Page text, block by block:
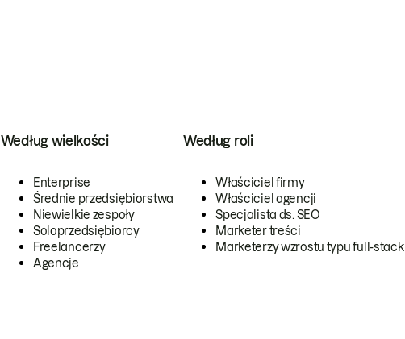
Według wielkości
Enterprise
Średnie przedsiębiorstwa
Niewielkie zespoły
Soloprzedsiębiorcy
Freelancerzy
Agencje
Według roli
Właściciel firmy
Właściciel agencji
Specjalista ds. SEO
Marketer treści
Marketerzy wzrostu typu full-stack